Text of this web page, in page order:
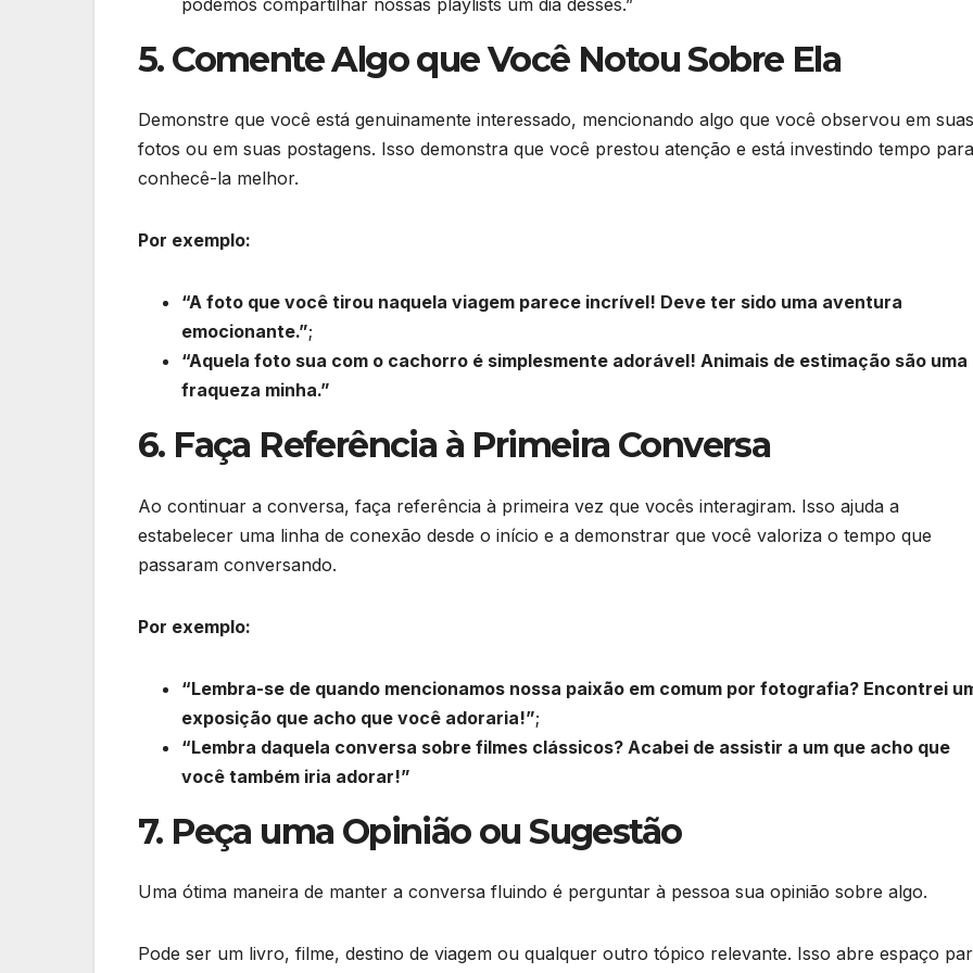
5. Comente Algo que Você Notou Sobre Ela
Demonstre que você está genuinamente interessado, mencionando algo que você observou em suas
fotos ou em suas postagens. Isso demonstra que você prestou atenção e está investindo tempo para
conhecê-la melhor.
Por exemplo:
“A foto que você tirou naquela viagem parece incrível! Deve ter sido uma aventura
emocionante.”;
“Aquela foto sua com o cachorro é simplesmente adorável! Animais de estimação são uma
fraqueza minha.”
6. Faça Referência à Primeira Conversa
Ao continuar a conversa, faça referência à primeira vez que vocês interagiram. Isso ajuda a
estabelecer uma linha de conexão desde o início e a demonstrar que você valoriza o tempo que
passaram conversando.
Por exemplo:
“Lembra-se de quando mencionamos nossa paixão em comum por fotografia? Encontrei
exposição que acho que você adoraria!”;
“Lembra daquela conversa sobre filmes clássicos? Acabei de assistir a um que acho que
você também iria adorar!”
7. Peça uma Opinião ou Sugestão
Uma ótima maneira de manter a conversa fluindo é perguntar à pessoa sua opinião sobre algo.
Pode ser um livro, filme, destino de viagem ou qualquer outro tópico relevante. Isso abre espaço